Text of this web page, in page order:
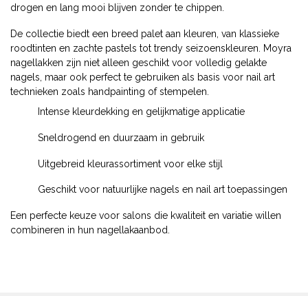
drogen en lang mooi blijven zonder te chippen.
De collectie biedt een breed palet aan kleuren, van klassieke
roodtinten en zachte pastels tot trendy seizoenskleuren. Moyra
nagellakken zijn niet alleen geschikt voor volledig gelakte
nagels, maar ook perfect te gebruiken als basis voor nail art
technieken zoals handpainting of stempelen.
Intense kleurdekking en gelijkmatige applicatie
Sneldrogend en duurzaam in gebruik
Uitgebreid kleurassortiment voor elke stijl
Geschikt voor natuurlijke nagels en nail art toepassingen
Een perfecte keuze voor salons die kwaliteit en variatie willen
combineren in hun nagellakaanbod.